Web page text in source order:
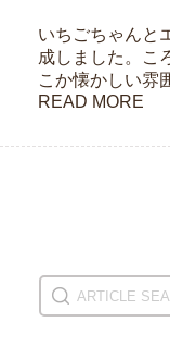
いちごちゃんと
成しました。こ
こか懐かしい雰
READ MORE